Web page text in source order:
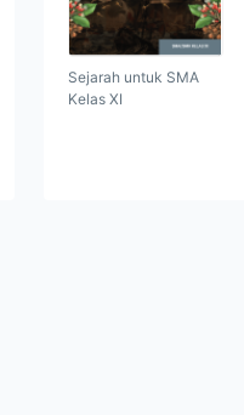
Sejarah untuk SMA
Kelas XI